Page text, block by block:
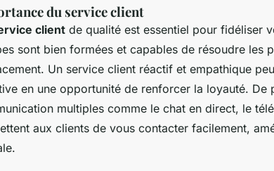
du service client
client de qualité est essentiel pour fidéliser
sont bien formées et capables de résoudre les
Un service client réactif et empathique
en une opportunité de renforcer la loyauté. De
multiples comme le chat en direct, le
aux clients de vous contacter facilement,